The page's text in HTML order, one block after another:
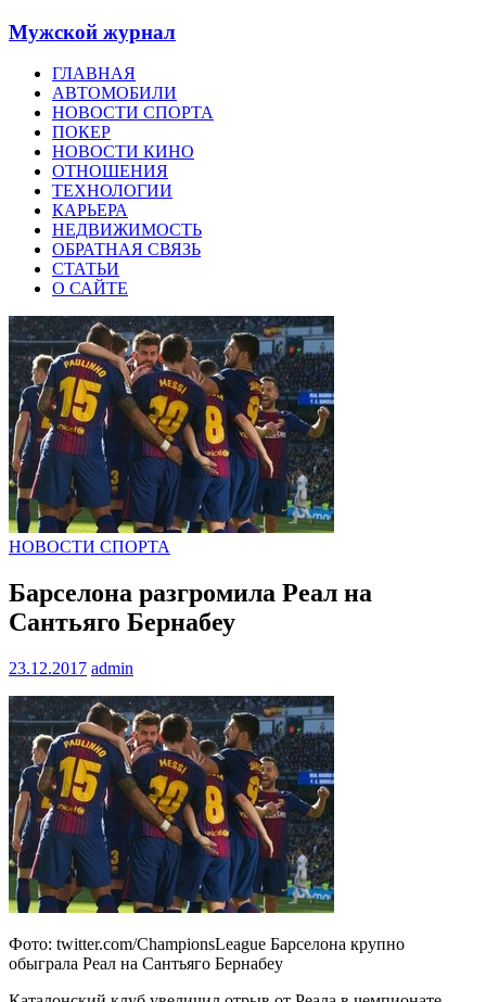
Мужской журнал
ГЛАВНАЯ
АВТОМОБИЛИ
НОВОСТИ СПОРТА
ПОКЕР
НОВОСТИ КИНО
ОТНОШЕНИЯ
ТЕХНОЛОГИИ
КАРЬЕРА
НЕДВИЖИМОСТЬ
ОБРАТНАЯ СВЯЗЬ
СТАТЬИ
О САЙТЕ
НОВОСТИ СПОРТА
Барселона разгромила Реал на
Сантьяго Бернабеу
23.12.2017 admin
Фото: twitter.com/ChampionsLeague Барселона крупно
обыграла Реал на Сантьяго Бернабеу